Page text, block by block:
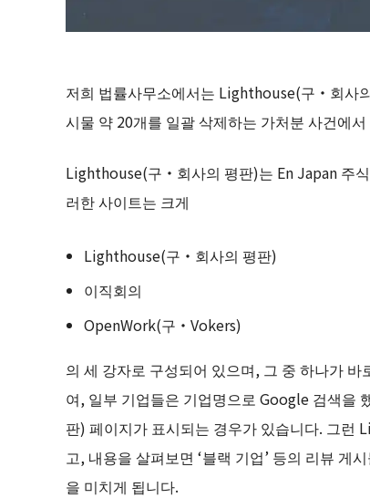
저희 법률사무소에서는 Lighthouse(구・회사
시물 약 20개를 일괄 삭제하는 가처분 사건에
Lighthouse(구・회사의 평판)는 En Japan 주
러한 사이트는 크게
Lighthouse(구・회사의 평판)
이직회의
OpenWork(구・Vokers)
의 세 강자로 구성되어 있으며, 그 중 하나가
여, 일부 기업들은 기업명으로 Google 검색을
판) 페이지가 표시되는 경우가 있습니다. 그
고, 내용을 살펴보면 ‘블랙 기업’ 등의 리뷰 게
을 미치게 됩니다.